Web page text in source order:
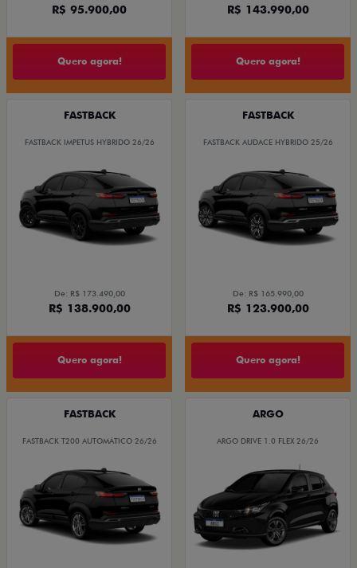
R$ 95.900,00
Quero agora!
R$ 143.990,00
Quero agora!
FASTBACK
FASTBACK IMPETUS HYBRIDO 26/26
De: R$ 173.490,00
R$ 138.900,00
Quero agora!
FASTBACK
FASTBACK AUDACE HYBRIDO 25/26
De: R$ 165.990,00
R$ 123.900,00
Quero agora!
FASTBACK
FASTBACK T200 AUTOMÁTICO 26/26
ARGO
ARGO DRIVE 1.0 FLEX 26/26